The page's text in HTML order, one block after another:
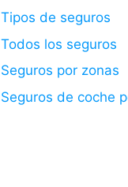
Tipos de seguros
Todos los seguros
Seguros por zonas
Seguros de coche